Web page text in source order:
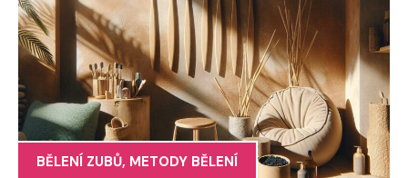
BĚLENÍ ZUBŮ, METODY BĚLENÍ